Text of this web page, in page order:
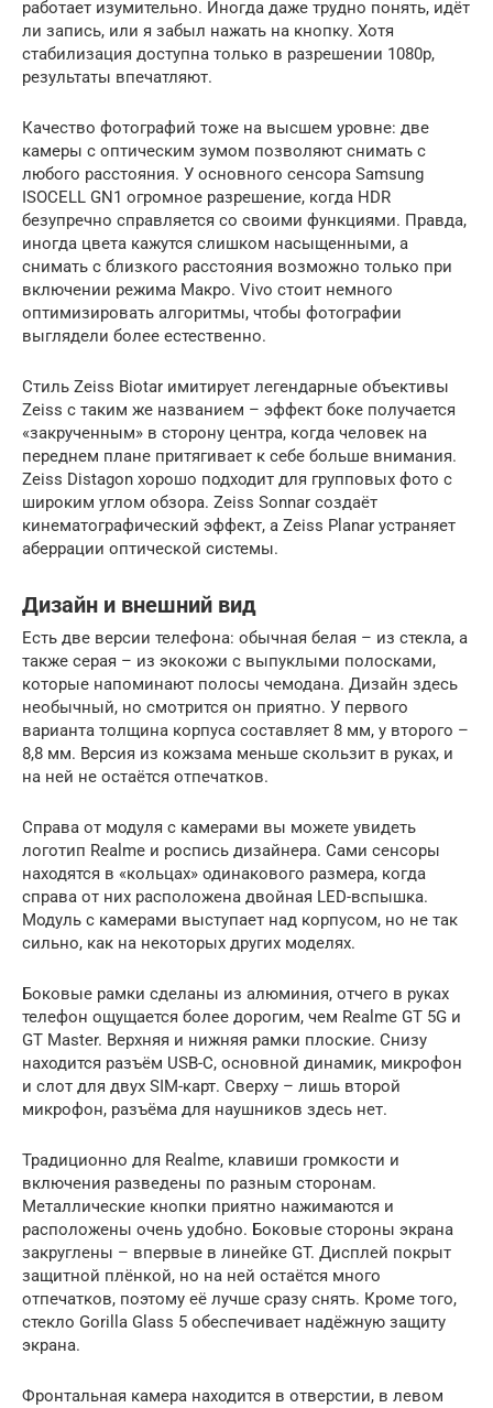
работает изумительно. Иногда даже трудно понять, идёт
ли запись, или я забыл нажать на кнопку. Хотя
стабилизация доступна только в разрешении 1080p,
результаты впечатляют.
Качество фотографий тоже на высшем уровне: две
камеры с оптическим зумом позволяют снимать с
любого расстояния. У основного сенсора Samsung
ISOCELL GN1 огромное разрешение, когда HDR
безупречно справляется со своими функциями. Правда,
иногда цвета кажутся слишком насыщенными, а
снимать с близкого расстояния возможно только при
включении режима Макро. Vivo стоит немного
оптимизировать алгоритмы, чтобы фотографии
выглядели более естественно.
Стиль Zeiss Biotar имитирует легендарные объективы
Zeiss с таким же названием – эффект боке получается
«закрученным» в сторону центра, когда человек на
переднем плане притягивает к себе больше внимания.
Zeiss Distagon хорошо подходит для групповых фото с
широким углом обзора. Zeiss Sonnar создаёт
кинематографический эффект, а Zeiss Planar устраняет
аберрации оптической системы.
Дизайн и внешний вид
Есть две версии телефона: обычная белая – из стекла, а
также серая – из экокожи с выпуклыми полосками,
которые напоминают полосы чемодана. Дизайн здесь
необычный, но смотрится он приятно. У первого
варианта толщина корпуса составляет 8 мм, у второго –
8,8 мм. Версия из кожзама меньше скользит в руках, и
на ней не остаётся отпечатков.
Справа от модуля с камерами вы можете увидеть
логотип Realme и роспись дизайнера. Сами сенсоры
находятся в «кольцах» одинакового размера, когда
справа от них расположена двойная LED-вспышка.
Модуль с камерами выступает над корпусом, но не так
сильно, как на некоторых других моделях.
Боковые рамки сделаны из алюминия, отчего в руках
телефон ощущается более дорогим, чем Realme GT 5G и
GT Master. Верхняя и нижняя рамки плоские. Снизу
находится разъём USB-C, основной динамик, микрофон
и слот для двух SIM-карт. Сверху – лишь второй
микрофон, разъёма для наушников здесь нет.
Традиционно для Realme, клавиши громкости и
включения разведены по разным сторонам.
Металлические кнопки приятно нажимаются и
расположены очень удобно. Боковые стороны экрана
закруглены – впервые в линейке GT. Дисплей покрыт
защитной плёнкой, но на ней остаётся много
отпечатков, поэтому её лучше сразу снять. Кроме того,
стекло Gorilla Glass 5 обеспечивает надёжную защиту
экрана.
Фронтальная камера находится в отверстии, в левом